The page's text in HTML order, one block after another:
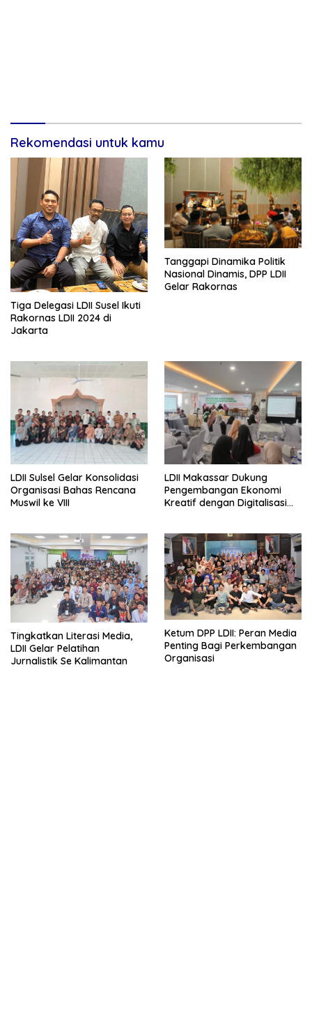
Rekomendasi untuk kamu
Tiga Delegasi LDII Susel Ikuti
Rakornas LDII 2024 di
Jakarta
Tanggapi Dinamika Politik
Nasional Dinamis, DPP LDII
Gelar Rakornas
LDII Sulsel Gelar Konsolidasi
Organisasi Bahas Rencana
Muswil ke VIII
LDII Makassar Dukung
Pengembangan Ekonomi
Kreatif dengan Digitalisasi
Tingkatkan Literasi Media,
LDII Gelar Pelatihan
Jurnalistik Se Kalimantan
Ketum DPP LDII: Peran Media
Penting Bagi Perkembangan
Organisasi